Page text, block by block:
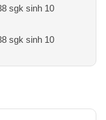
sgk sinh 10
sgk sinh 10